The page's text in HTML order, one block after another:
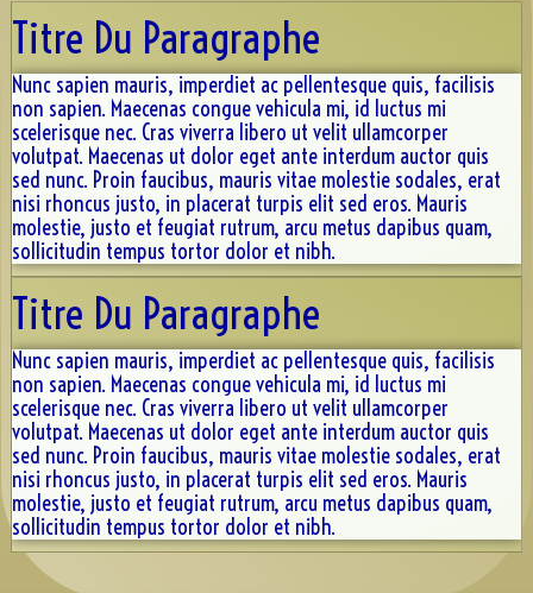
Répertoire
Discographie
Espace AFN
Répétons▼
Trombinoscope▼
Albums▼
Souvenirs récents
A.F.N. sur Youtube
Reportage Mille sabord 2025
Contact
Titre Du Paragraphe
Nunc sapien mauris, imperdiet ac pellentesque quis, facilisis
non sapien. Maecenas congue vehicula mi, id luctus mi
scelerisque nec. Cras viverra libero ut velit ullamcorper
volutpat. Maecenas ut dolor eget ante interdum auctor quis
sed nunc. Proin faucibus, mauris vitae molestie sodales, erat
nisi rhoncus justo, in placerat turpis elit sed eros. Mauris
molestie, justo et feugiat rutrum, arcu metus dapibus quam,
sollicitudin tempus tortor dolor et nibh.
Titre Du Paragraphe
Nunc sapien mauris, imperdiet ac pellentesque quis, facilisis
non sapien. Maecenas congue vehicula mi, id luctus mi
scelerisque nec. Cras viverra libero ut velit ullamcorper
volutpat. Maecenas ut dolor eget ante interdum auctor quis
sed nunc. Proin faucibus, mauris vitae molestie sodales, erat
nisi rhoncus justo, in placerat turpis elit sed eros. Mauris
molestie, justo et feugiat rutrum, arcu metus dapibus quam,
sollicitudin tempus tortor dolor et nibh.